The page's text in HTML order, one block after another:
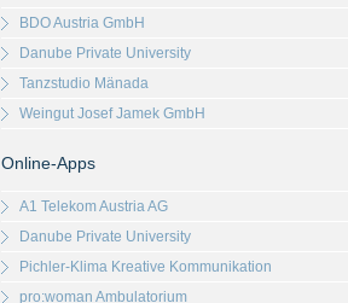
BDO Austria GmbH
Danube Private University
Tanzstudio Mänada
Weingut Josef Jamek GmbH
Online-Apps
A1 Telekom Austria AG
Danube Private University
Pichler-Klima Kreative Kommunikation
pro:woman Ambulatorium